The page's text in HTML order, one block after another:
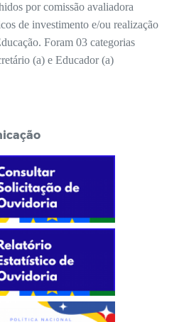
por comissão avaliadora
de investimento e/ou realização
Foram 03 categorias
(a) e Educador (a)